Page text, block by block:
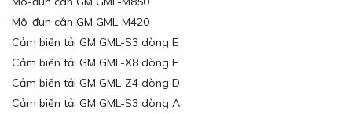
Mô-đun cân GM GML-M420
Cảm biến tải GM GML-S3 dòng E
Cảm biến tải GM GML-X8 dòng F
Cảm biến tải GM GML-Z4 dòng D
Cảm biến tải GM GML-S3 dòng A